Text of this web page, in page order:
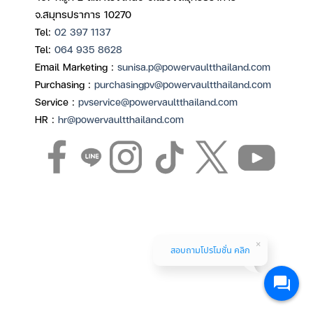
จ.สมุทรปราการ 10270
Tel: 02 397 1137
Tel: 064 935 8628
Email Marketing : sunisa.p@powervaultthailand.com
Purchasing : purchasingpv@powervaultthailand.com
Service : pvservice@powervaultthailand.com
HR : hr@powervaultthailand.com
สอบถามโปรโมชั่น คลิก